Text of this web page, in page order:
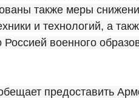
также меры
и технологий, а
военного
предоставить